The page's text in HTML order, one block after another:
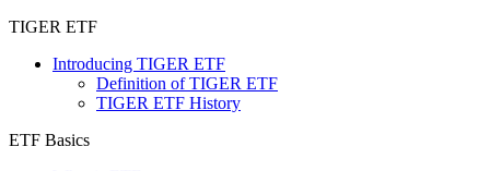
TIGER ETF
Introducing TIGER ETF
Definition of TIGER ETF
TIGER ETF History
ETF Basics